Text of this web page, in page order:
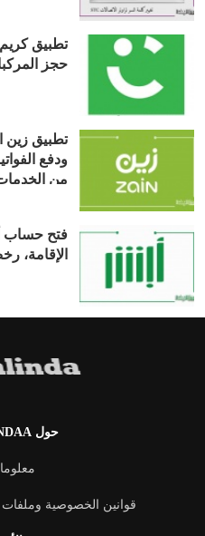
حجز
تطبيق زين
ودفع
من
فتح حساب
الإقامة،
حول ROZALINDAA
قوانين الخصوصية وملفات